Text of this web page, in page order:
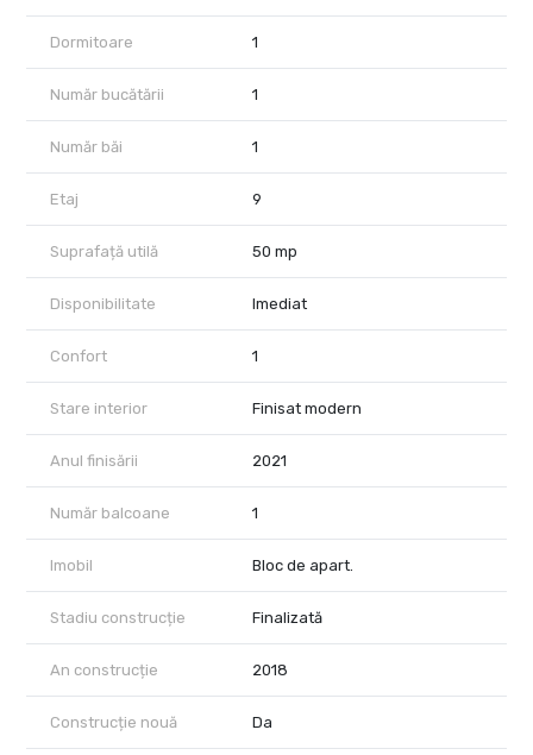
Dormitoare 1
Număr bucătării 1
Număr băi 1
Etaj 9
Suprafață utilă 50 mp
Disponibilitate Imediat
Confort 1
Stare interior Finisat modern
Anul finisării 2021
Număr balcoane 1
Imobil Bloc de apart.
Stadiu construcție Finalizată
An construcție 2018
Construcție nouă Da